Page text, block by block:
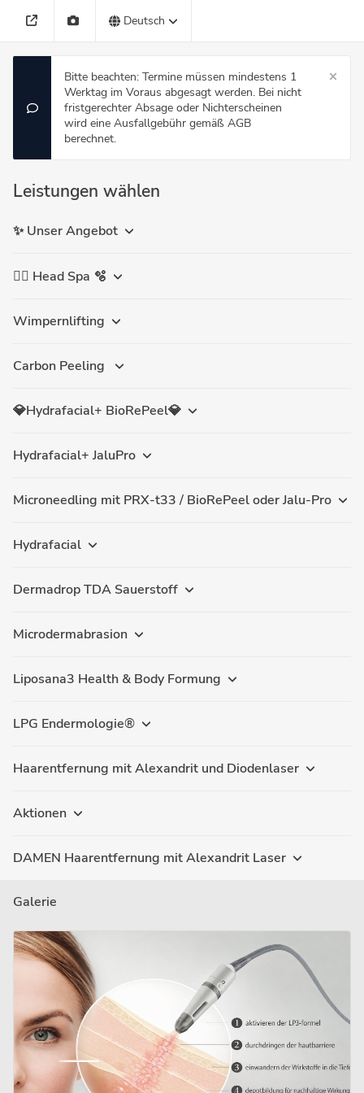
Deutsch
Bitte beachten: Termine müssen mindestens 1
Werktag im Voraus abgesagt werden. Bei nicht
fristgerechter Absage oder Nichterscheinen
wird eine Ausfallgebühr gemäß AGB
berechnet.
Leistungen wählen
✨ Unser Angebot
💆‍♀️ Head Spa 🫧
Wimpernlifting
Carbon Peeling
💎Hydrafacial+ BioRePeel💎
Hydrafacial+ JaluPro
Microneedling mit PRX-t33 / BioRePeel oder Jalu-Pro
Hydrafacial
Dermadrop TDA Sauerstoff
Microdermabrasion
Liposana3 Health & Body Formung
LPG Endermologie®
Haarentfernung mit Alexandrit und Diodenlaser
Aktionen
DAMEN Haarentfernung mit Alexandrit Laser
Galerie